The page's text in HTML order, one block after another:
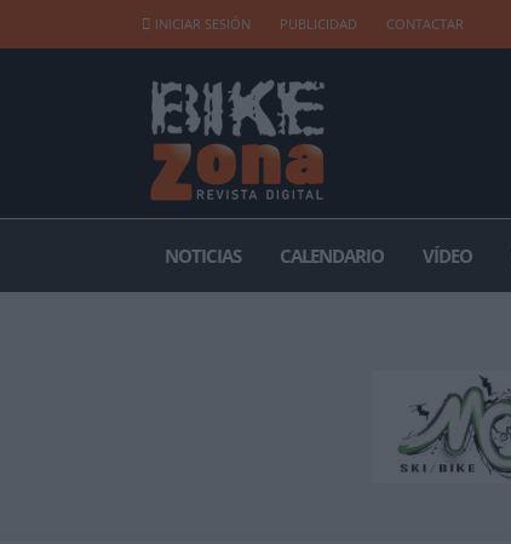
INICIAR SESIÓN PUBLICIDAD CONTACTAR
NOTICIAS CALENDARIO VÍDEO